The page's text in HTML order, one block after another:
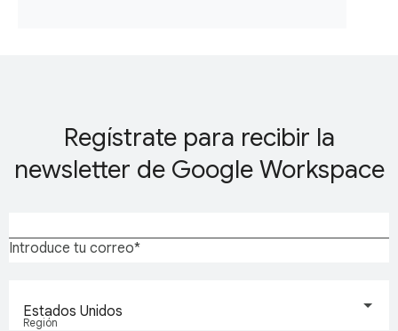
Regístrate para recibir la
newsletter de Google Workspace
Introduce tu correo
Región
Estados Unidos